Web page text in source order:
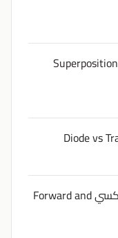
نظرية التراكب في الدوائر الكهربائية – Superposition
الفرق بين التحيز إلى الأمام والتحيز العكسي Forward and